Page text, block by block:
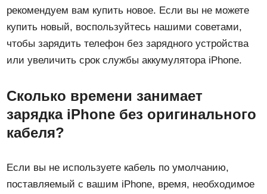
рекомендуем вам купить новое. Если вы не можете
купить новый, воспользуйтесь нашими советами,
чтобы зарядить телефон без зарядного устройства
или увеличить срок службы аккумулятора iPhone.
Сколько времени занимает
зарядка iPhone без оригинального
кабеля?
Если вы не используете кабель по умолчанию,
поставляемый с вашим iPhone, время, необходимое